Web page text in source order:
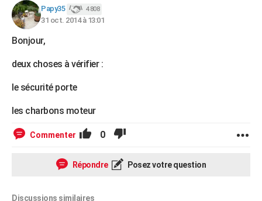
COPAINS D'AVANT
S'inscrire
Se connecter
Lycées
Collèges
Primaires
Universités
Entreprises
Service militaire
Avis de recherche
AVIS DE DÉCÈS
FORUM
Bricolage
Lifestyle
Culture
Sport
Auto
Television
Voyage
Cinema
Papy35 4 808
31 oct. 2014 à 13:01
Bonjour,
deux choses à vérifier :
le sécurité porte
les charbons moteur
Commenter 0
Répondre Posez votre question
Discussions similaires